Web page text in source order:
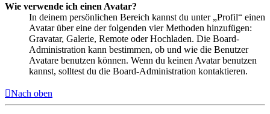
Wie verwende ich einen Avatar?
In deinem persönlichen Bereich kannst du unter „Profil“ einen
Avatar über eine der folgenden vier Methoden hinzufügen:
Gravatar, Galerie, Remote oder Hochladen. Die Board-
Administration kann bestimmen, ob und wie die Benutzer
Avatare benutzen können. Wenn du keinen Avatar benutzen
kannst, solltest du die Board-Administration kontaktieren.
Nach oben